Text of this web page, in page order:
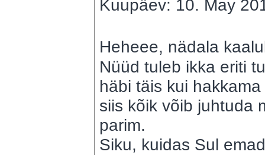
Kuupäev: 10. May
Heheee, nädala
Nüüd tuleb ikka eriti
häbi täis kui
siis kõik võib juhtuda
parim.
Siku, kuidas Sul